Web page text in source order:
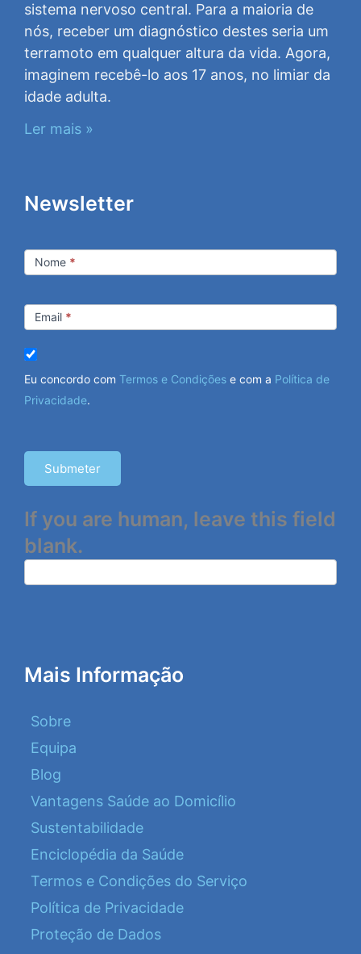
sistema nervoso central. Para a maioria de
nós, receber um diagnóstico destes seria um
terramoto em qualquer altura da vida. Agora,
imaginem recebê-lo aos 17 anos, no limiar da
idade adulta.
Ler mais »
Newsletter
Nome *
Email *
Eu concordo com Termos e Condições e com a Política de
Privacidade.
Submeter
If you are human, leave this field
blank.
Mais Informação
Sobre
Equipa
Blog
Vantagens Saúde ao Domicílio
Sustentabilidade
Enciclopédia da Saúde
Termos e Condições do Serviço
Política de Privacidade
Proteção de Dados